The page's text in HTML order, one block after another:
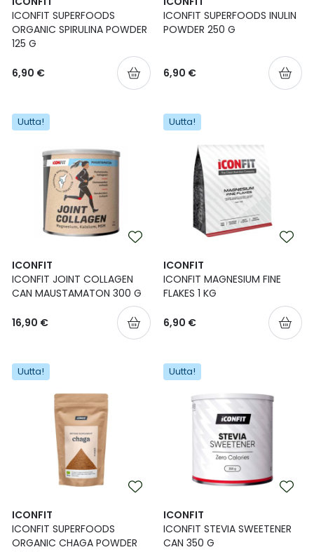
ICONFIT SUPERFOODS
ORGANIC SPIRULINA POWDER
125 G
6,90 €
ICONFIT SUPERFOODS INULIN
POWDER 250 G
6,90 €
Uutta!
ICONFIT
ICONFIT JOINT COLLAGEN
CAN MAUSTAMATON 300 G
16,90 €
Uutta!
ICONFIT
ICONFIT MAGNESIUM FINE
FLAKES 1 KG
6,90 €
Uutta!
ICONFIT
ICONFIT SUPERFOODS
ORGANIC CHAGA POWDER
Uutta!
ICONFIT
ICONFIT STEVIA SWEETENER
CAN 350 G